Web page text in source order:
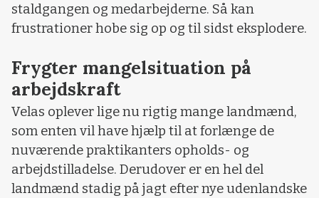
staldgangen og medarbejderne. Så kan
frustrationer hobe sig op og til sidst eksplodere.
Frygter mangelsituation på
arbejdskraft
Velas oplever lige nu rigtig mange landmænd,
som enten vil have hjælp til at forlænge de
nuværende praktikanters opholds- og
arbejdstilladelse. Derudover er en hel del
landmænd stadig på jagt efter nye udenlandske